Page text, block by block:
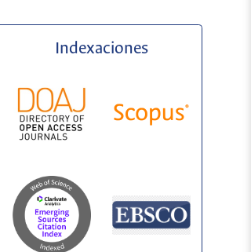
Indexaciones